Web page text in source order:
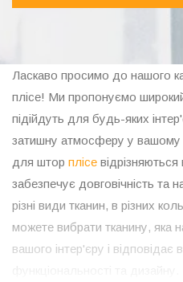
Ласкаво просимо до нашого
плісе! Ми пропонуємо широкий
підійдуть для будь-яких
затишну атмосферу у вашому
для штор плісе
забезпечує довговічність та
різні види тканин, в різних
можете вибрати тканину, яка
вашого інтер'єру і